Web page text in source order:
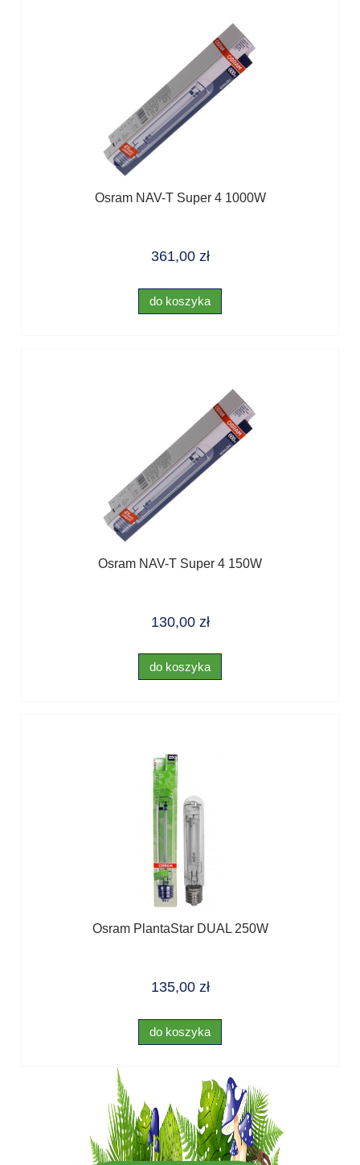
Osram NAV-T Super 4 1000W
361,00 zł
do koszyka
Osram NAV-T Super 4 150W
130,00 zł
do koszyka
Osram PlantaStar DUAL 250W
135,00 zł
do koszyka